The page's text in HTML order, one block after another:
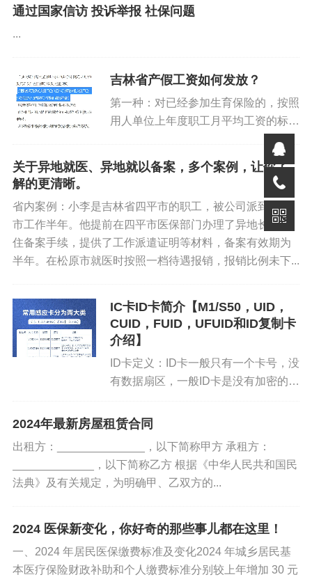
我能做什么
为个人详细解读五险一金的具体保障内容和作用。
解答个人在不同工作变动情况下五险一金的转移、接续流
程和注意事项。
分析个人工资中五险一金的扣除比例和计算方法。
告知个人养老保险的缴费年限要求和退休后养老金的估算
解释个人医疗保险的报销流程、自付比例及定点医疗机构
选择。
介绍个人失业保险的领取资格和期限，以及如何办理领取
说明个人工伤保险在工作中受伤后的认定流程和赔偿标
阐述个人生育保险的待遇享受条件，如生育津贴的计算和
指导个人如何合理使用住房公积金，包括购房、租房等提
取方式。
通过国家信访 投诉举报 社保问题
...
吉林省产假工资如何发放？
第一种：对已经参加生育保险的，按照
用人单位上年度职工月平均工资的标准
于女职工本人工资的，由用人单位补足
差额，按女职工生育前的工资标准发
放。第二种：对未参加生育保险的，...
关于异地就医、异地就以备案，多个案例，让你了
解的更清晰。
省内案例：小李是吉林省四平市的职工，被公司派到松原
市工作半年。他提前在四平市医保部门办理了异地长期居
住备案手续，提供了工作派遣证明等材料，备案有效期为
半年。在松原市就医时按照一档待遇报销，报销比例未下...
IC卡ID卡简介【M1/S50，UID，
CUID，FUID，UFUID和ID复制卡
介绍】
ID卡定义：ID卡一般只有一个卡号，没
有数据扇区，一般ID卡是没有加密的，
125KHz，还有偏频：250KHz、
定义：我们称...
2024年最新房屋租赁合同
出租方：______________，以下简称甲方 承租方：
_____________，以下简称乙方 根据《中华人民共和国民
法典》及有关规定，为明确甲、乙双方的...
2024 医保新变化，你好奇的那些事儿都在这里！
一、2024 年居民医保缴费标准及变化2024 年城乡居民基
本医疗保险财政补助和个人缴费标准分别较上年增加 30 元